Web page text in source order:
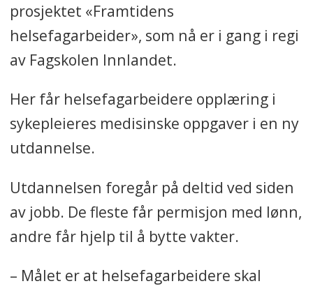
prosjektet «Framtidens
helsefagarbeider», som nå er i gang i regi
av Fagskolen Innlandet.
Her får helsefagarbeidere opplæring i
sykepleieres medisinske oppgaver i en ny
utdannelse.
Utdannelsen foregår på deltid ved siden
av jobb. De fleste får permisjon med lønn,
andre får hjelp til å bytte vakter.
– Målet er at helsefagarbeidere skal